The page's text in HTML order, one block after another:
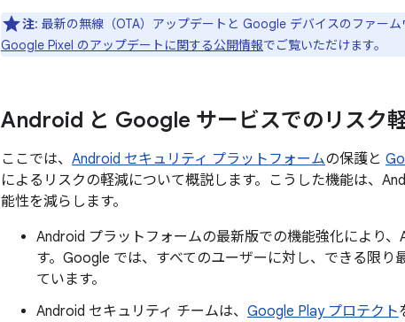
注: 最新の無線（OTA）アップデートと Google デバイスのファーム
Google Pixel のアップデートに関する公開情報でご覧いただけます。
Android と Google サービスでのリスク
ここでは、 Android セキュリティ プラットフォームの保護と
によるリスクの軽減について概説します。こうした機能は、
能性を減らします。
Android プラットフォームの最新版での機能強化により
す。Google では、すべてのユーザーに対し、できる限
ています。
Android セキュリティ チームは、 Google Play プロテクト